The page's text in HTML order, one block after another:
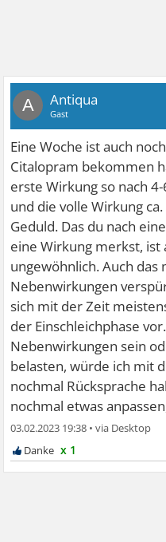
A Antiqua
Gast
Eine Woche ist auch
Citalopram bekommen
erste Wirkung so nach
und die volle Wirkung
Geduld. Das du nach
eine Wirkung merkst, ist
ungewöhnlich. Auch das
Nebenwirkungen
sich mit der Zeit
der Einschleichphase
Nebenwirkungen sein
belasten, würde ich mit
nochmal Rücksprache
nochmal etwas
03.02.2023 19:38 •
x 1